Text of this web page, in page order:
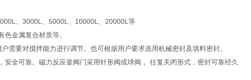
、3000L、5000L、10000L、20000L等
金属复合材质等。
要对搅拌能力进行调节。也可根据用户要求选用机械密封及填料密封。
全可靠。磁力反应釜阀门采用针形阀或球阀， 往复关闭形式，密封可靠经久